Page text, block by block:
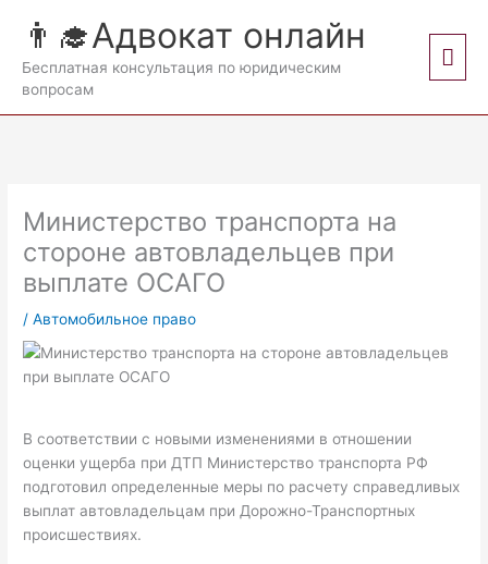
содержимому
👨‍🎓Адвокат онлайн
Бесплатная консультация по юридическим
вопросам
Министерство транспорта на
стороне автовладельцев при
выплате ОСАГО
/Автомобильное право
В соответствии с новыми изменениями в отношении
оценки ущерба при ДТП Министерство транспорта РФ
подготовил определенные меры по расчету справедливых
выплат автовладельцам при Дорожно-Транспортных
происшествиях.